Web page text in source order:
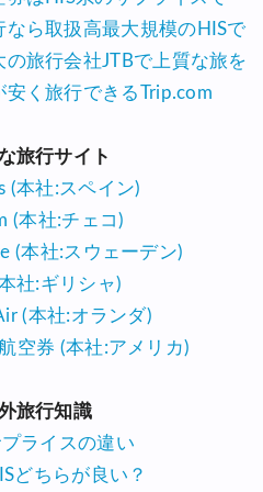
海外航空券(アジア) 6,900円~
海外航空券 3,000円OFFクーポン
海外航空券 最大2,500円
航空券＋ホテル 最大5,000
海外ツアー(20代) 最大28,000円
海外ツアー(10代) 最大28,000円
トリ) 航空券+ホテル 最大30,000
ベトナム旅 最大50%OFFセ
トラベル) 海外ツアー 最大30,000
なら取扱高最大規模のHISで
の旅行会社JTBで上質な旅を
安く旅行できるTrip.com
旅行サイト
(本社:スペイン)
(本社:チェコ)
(本社:スウェーデン)
社:ギリシャ)
(本社:オランダ)
空券 (本社:アメリカ)
旅行知識
ライスの違い
どちらが良い？